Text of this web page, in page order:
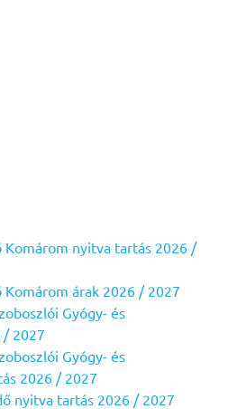
nyitva tartás 2026 /
árak 2026 / 2027
Gyógy- és
/ 2027
Gyógy- és
2026 / 2027
nyitva tartás 2026 / 2027